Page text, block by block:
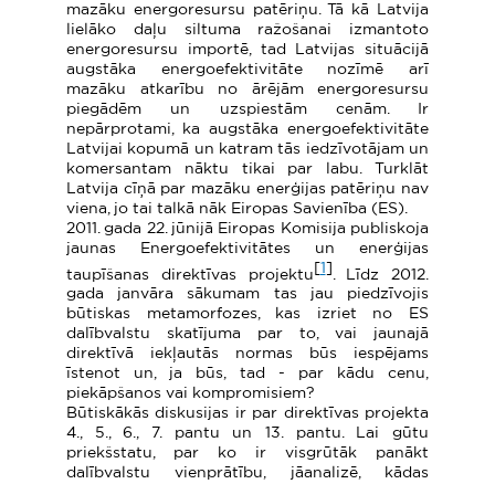
mazāku energoresursu patēriņu. Tā kā Latvija
lielāko daļu siltuma ražošanai izmantoto
energoresursu importē, tad Latvijas situācijā
augstāka energoefektivitāte nozīmē arī
mazāku atkarību no ārējām energoresursu
piegādēm un uzspiestām cenām. Ir
nepārprotami, ka augstāka energoefektivitāte
Latvijai kopumā un katram tās iedzīvotājam un
komersantam nāktu tikai par labu. Turklāt
Latvija cīņā par mazāku enerģijas patēriņu nav
viena, jo tai talkā nāk Eiropas Savienība (ES).
2011. gada 22. jūnijā Eiropas Komisija publiskoja
jaunas Energoefektivitātes un enerģijas
taupīšanas direktīvas projektu [1]
. Līdz 2012.
gada janvāra sākumam tas jau piedzīvojis
būtiskas metamorfozes, kas izriet no ES
dalībvalstu skatījuma par to, vai jaunajā
direktīvā iekļautās normas būs iespējams
īstenot un, ja būs, tad - par kādu cenu,
piekāpšanos vai kompromisiem?
Būtiskākās diskusijas ir par direktīvas projekta
4., 5., 6., 7. pantu un 13. pantu. Lai gūtu
priekšstatu, par ko ir visgrūtāk panākt
dalībvalstu vienprātību, jāanalizē, kādas